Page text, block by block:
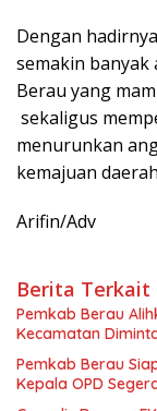
Dengan hadirnya
semakin banyak
Berau yang
sekaligus
menurunkan
kemajuan
Arifin/Adv
Berita Terkait
Pemkab Berau
Kecamatan
Pemkab Berau
Kepala OPD